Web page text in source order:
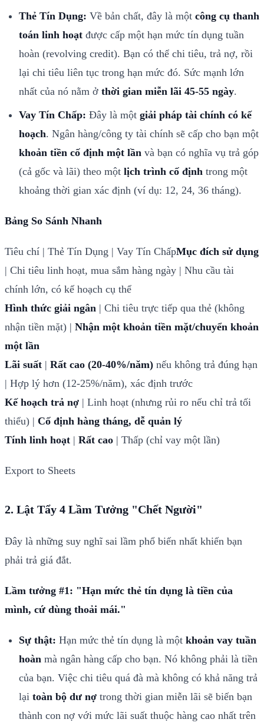
Thẻ Tín Dụng: Về bản chất, đây là một công cụ thanh
toán linh hoạt được cấp một hạn mức tín dụng tuần
hoàn (revolving credit). Bạn có thể chi tiêu, trả nợ, rồi
lại chi tiêu liên tục trong hạn mức đó. Sức mạnh lớn
nhất của nó nằm ở thời gian miễn lãi 45-55 ngày.
Vay Tín Chấp: Đây là một giải pháp tài chính có kế
hoạch. Ngân hàng/công ty tài chính sẽ cấp cho bạn một
khoản tiền cố định một lần và bạn có nghĩa vụ trả góp
(cả gốc và lãi) theo một lịch trình cố định trong một
khoảng thời gian xác định (ví dụ: 12, 24, 36 tháng).
Bảng So Sánh Nhanh
Tiêu chí | Thẻ Tín Dụng | Vay Tín ChấpMục đích sử dụng
| Chi tiêu linh hoạt, mua sắm hàng ngày | Nhu cầu tài
chính lớn, có kế hoạch cụ thể
Hình thức giải ngân | Chi tiêu trực tiếp qua thẻ (không
nhận tiền mặt) | Nhận một khoản tiền mặt/chuyển khoản
một lần
Lãi suất | Rất cao (20-40%/năm) nếu không trả đúng hạn
| Hợp lý hơn (12-25%/năm), xác định trước
Kế hoạch trả nợ | Linh hoạt (nhưng rủi ro nếu chỉ trả tối
thiểu) | Cố định hàng tháng, dễ quản lý
Tính linh hoạt | Rất cao | Thấp (chỉ vay một lần)
Export to Sheets
2. Lật Tẩy 4 Lầm Tưởng "Chết Người"
Đây là những suy nghĩ sai lầm phổ biến nhất khiến bạn
phải trả giá đắt.
Lầm tưởng #1: "Hạn mức thẻ tín dụng là tiền của
mình, cứ dùng thoải mái."
Sự thật: Hạn mức thẻ tín dụng là một khoản vay tuần
hoàn mà ngân hàng cấp cho bạn. Nó không phải là tiền
của bạn. Việc chi tiêu quá đà mà không có khả năng trả
lại toàn bộ dư nợ trong thời gian miễn lãi sẽ biến bạn
thành con nợ với mức lãi suất thuộc hàng cao nhất trên